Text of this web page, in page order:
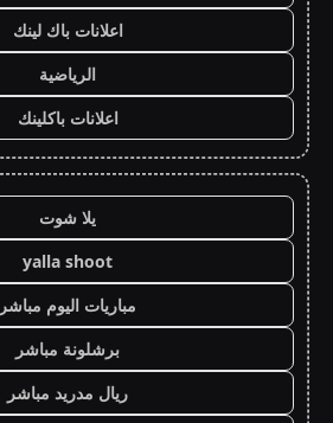
اعلانات باك لينك
الرياضية
اعلانات باكلينك
يلا شوت
yalla shoot
مباريات اليوم مباشر
برشلونة مباشر
ريال مدريد مباشر